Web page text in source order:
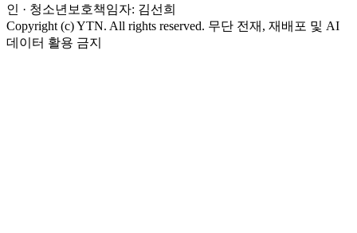
인 · 청소년보호책임자: 김선희
Copyright (c) YTN. All rights reserved. 무단 전재, 재배포 및 AI
데이터 활용 금지